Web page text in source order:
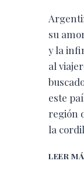
su
y la
al
este
región
la
LEER